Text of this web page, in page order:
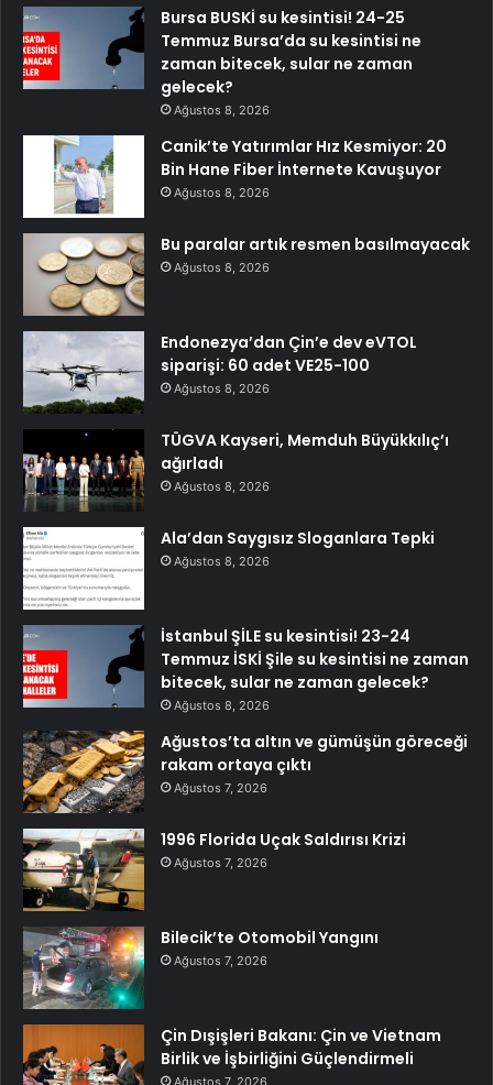
Bursa BUSKİ su kesintisi! 24-25
Temmuz Bursa’da su kesintisi ne
zaman bitecek, sular ne zaman
gelecek?
Ağustos 8, 2026
Canik’te Yatırımlar Hız Kesmiyor: 20
Bin Hane Fiber İnternete Kavuşuyor
Ağustos 8, 2026
Bu paralar artık resmen basılmayacak
Ağustos 8, 2026
Endonezya’dan Çin’e dev eVTOL
siparişi: 60 adet VE25-100
Ağustos 8, 2026
TÜGVA Kayseri, Memduh Büyükkılıç’ı
ağırladı
Ağustos 8, 2026
Ala’dan Saygısız Sloganlara Tepki
Ağustos 8, 2026
İstanbul ŞİLE su kesintisi! 23-24
Temmuz İSKİ Şile su kesintisi ne zaman
bitecek, sular ne zaman gelecek?
Ağustos 8, 2026
Ağustos’ta altın ve gümüşün göreceği
rakam ortaya çıktı
Ağustos 7, 2026
1996 Florida Uçak Saldırısı Krizi
Ağustos 7, 2026
Bilecik’te Otomobil Yangını
Ağustos 7, 2026
Çin Dışişleri Bakanı: Çin ve Vietnam
Birlik ve İşbirliğini Güçlendirmeli
Ağustos 7, 2026